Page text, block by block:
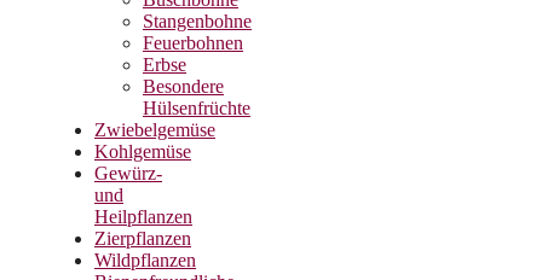
Stangenbohne
Feuerbohnen
Erbse
Besondere
Hülsenfrüchte
Zwiebelgemüse
Kohlgemüse
Gewürz-
und
Heilpflanzen
Zierpflanzen
Wildpflanzen